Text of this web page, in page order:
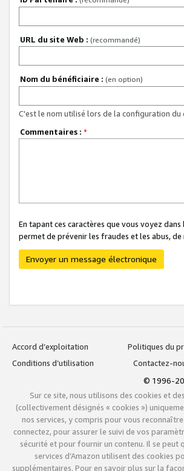
URL du site Web : (recommandé)
Nom du bénéficiaire : (en option)
C'est le nom utilisé lors de la configuration
Commentaires : *
En tapant ces caractères que vous voyez
permet de prévenir les fraudes et les abus,
Envoyer un message électronique
Accord d’exploitation
Politiques du
Conditions d’utilisation
Contactez-
© 1996-
Sur ce site, nous utilisons des cookies et
(collectivement désignés « cookies »)
nos services, y compris pour vous
connectez, pour assurer le suivi de vos
sécurité et pour fournir un contenu. Il se peut
services d’Amazon utilisent des cookies
supplémentaires. Pour en savoir plus sur la